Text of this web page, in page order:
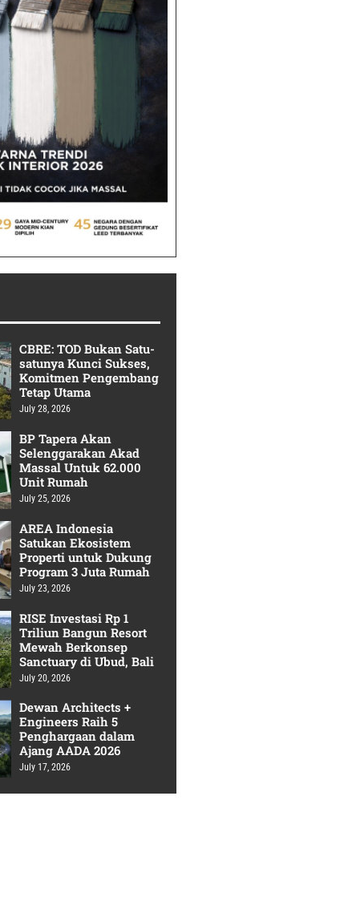
CBRE: TOD Bukan Satu-
satunya Kunci Sukses,
Komitmen Pengembang
Tetap Utama
July 28, 2026
BP Tapera Akan
Selenggarakan Akad
Massal Untuk 62.000
Unit Rumah
July 25, 2026
AREA Indonesia
Satukan Ekosistem
Properti untuk Dukung
Program 3 Juta Rumah
July 23, 2026
RISE Investasi Rp 1
Triliun Bangun Resort
Mewah Berkonsep
Sanctuary di Ubud, Bali
July 20, 2026
Dewan Architects +
Engineers Raih 5
Penghargaan dalam
Ajang AADA 2026
July 17, 2026